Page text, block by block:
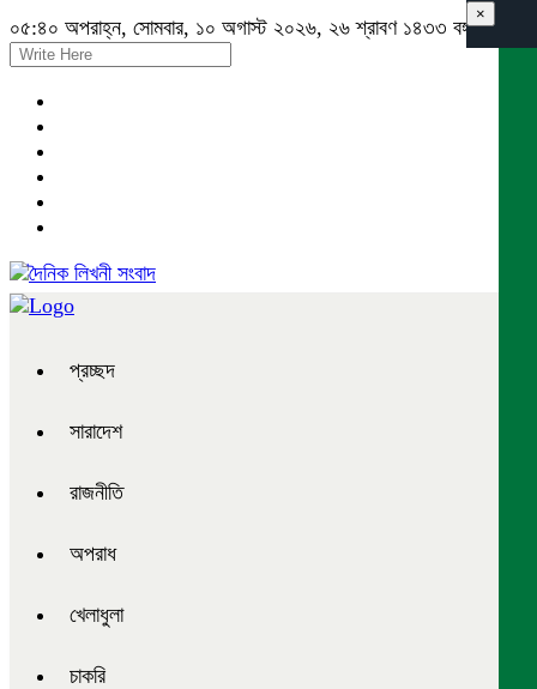
০৫:৪০ অপরাহ্ন, সোমবার, ১০ অগাস্ট ২০২৬, ২৬ শ্রাবণ ১৪৩৩ বঙ্গাব্দ
প্রচ্ছদ
সারাদেশ
রাজনীতি
অপরাধ
খেলাধুলা
চাকরি
×